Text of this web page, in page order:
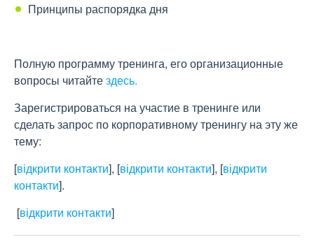
Принципы распорядка дня
Полную программу тренинга, его организационные
вопросы читайтездесь.
Зарегистрироваться на участие в тренинге или
сделать запрос по корпоративному тренингу на эту же
тему:
[відкрити контакти], [відкрити контакти], [відкрити
контакти].
[відкрити контакти]